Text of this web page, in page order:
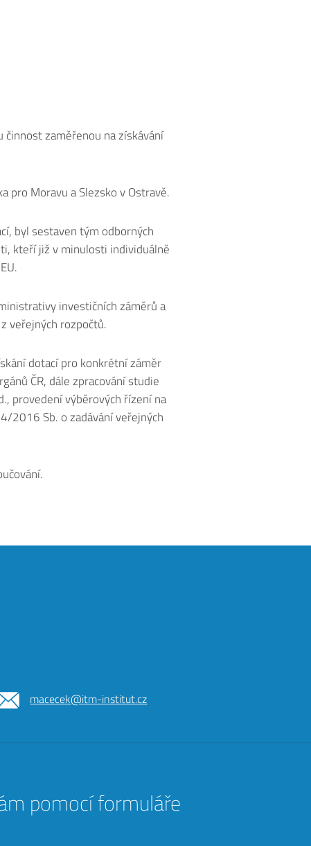
zaměřenou na získávání
pro Moravu a Slezsko v Ostravě.
byl sestaven tým odborných
kteří již v minulosti individuálně
investičních záměrů a
veřejných rozpočtů.
dotací pro konkrétní záměr
ČR, dále zpracování studie
provedení výběrových řízení na
2016 Sb. o zadávání veřejných
macecek@itm-institut.cz
pomocí formuláře